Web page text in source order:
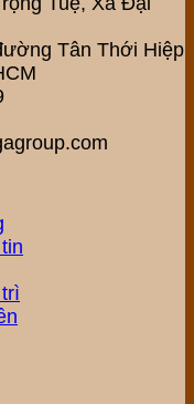
Tân Thới Hiệp